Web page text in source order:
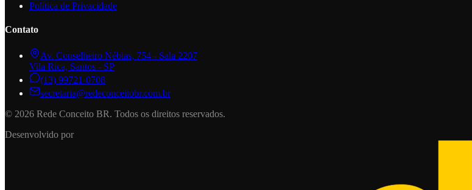
Política de Privacidade
Contato
Av. Conselheiro Nébias, 754 - Sala 2207
Vila Rica, Santos - SP
(13) 99721-0708
secretaria@redeconceitobr.com.br
© 2026 Rede Conceito BR. Todos os direitos reservados.
Desenvolvido por